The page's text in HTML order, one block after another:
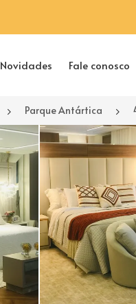
Novidades Fale conosco
Parque Antártica